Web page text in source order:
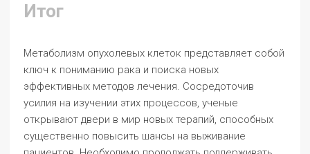
Итог
Метаболизм опухолевых клеток представляет собой
ключ к пониманию рака и поиска новых
эффективных методов лечения. Сосредоточив
усилия на изучении этих процессов, ученые
открывают двери в мир новых терапий, способных
существенно повысить шансы на выживание